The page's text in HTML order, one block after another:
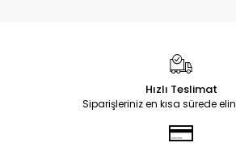
Hızlı Teslimat
Siparişleriniz en kısa sürede